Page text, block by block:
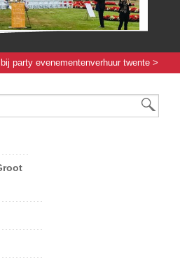
contact
party evenementenverhuur twente >